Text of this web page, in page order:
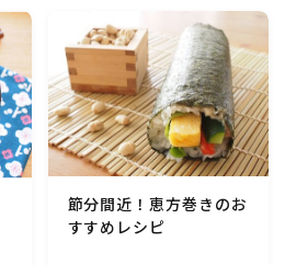
節分間近！恵方巻きのお
すすめレシピ